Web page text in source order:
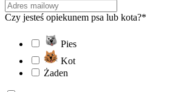
Czy jesteś opiekunem psa lub kota?*
Pies
Kot
Żaden